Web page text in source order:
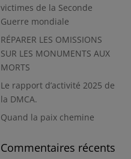
victimes de la Seconde
Guerre mondiale
RÉPARER LES OMISSIONS
SUR LES MONUMENTS AUX
MORTS
Le rapport d’activité 2025 de
la DMCA.
Quand la paix chemine
Commentaires récents